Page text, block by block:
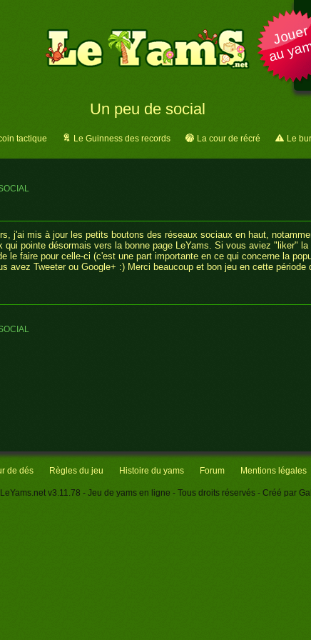
Jouer
au
Un peu de social
tactique Le Guinness des records La cour de récré Le
j'ai mis à jour les petits boutons des réseaux sociaux en haut,
qui pointe désormais vers la bonne page LeYams. Si vous aviez "liker" la
le faire pour celle-ci (c'est une part importante en ce qui concerne la
avez Tweeter ou Google+ :) Merci beaucoup et bon jeu en cette période
de dés Règles du jeu Histoire du yams Forum Mentions légales
LeYams.net v3.11.78 - Jeu de yams en ligne - Tous droits réservés - Créé par